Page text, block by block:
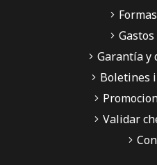
Garantía y
Boletines
Validar